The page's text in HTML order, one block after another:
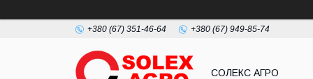
+380 (67) 351-46-64 +380 (67) 949-85-74
СОЛЕКС АГРО